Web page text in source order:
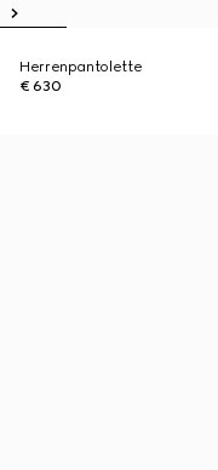
Herrenpantolette
€ 630